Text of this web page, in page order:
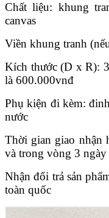
Chất liệu: khung
canvas
Viền khung tranh
Kích thước (D x R):
là 600.000vnđ
Phụ kiện đi kèm:
nước
Thời gian giao nhận
và trong vòng 3
Nhận đổi trả sản
toàn quốc